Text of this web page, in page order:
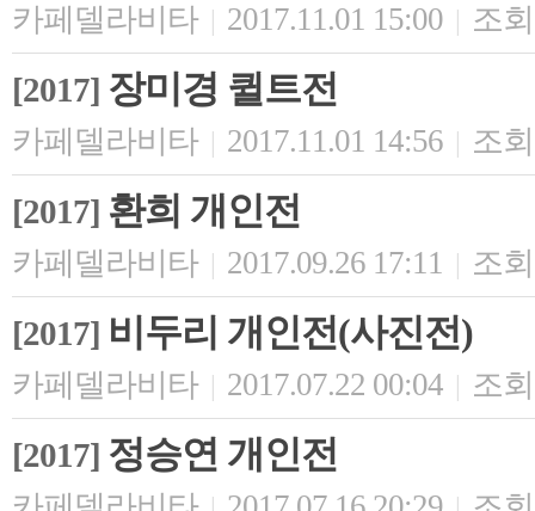
카페델라비타 | 2017.11.01 15:00 | 조
[2017] 장미경 퀼트전
카페델라비타 | 2017.11.01 14:56 | 조
[2017] 환희 개인전
카페델라비타 | 2017.09.26 17:11 | 조
[2017] 비두리 개인전(사진전)
카페델라비타 | 2017.07.22 00:04 | 조
[2017] 정승연 개인전